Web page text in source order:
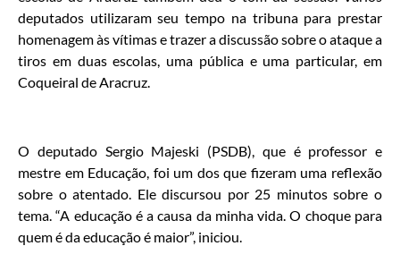
deputados utilizaram seu tempo na tribuna para prestar
homenagem às vítimas e trazer a discussão sobre o ataque a
tiros em duas escolas, uma pública e uma particular, em
Coqueiral de Aracruz.
O deputado Sergio Majeski (PSDB), que é professor e
mestre em Educação, foi um dos que fizeram uma reflexão
sobre o atentado. Ele discursou por 25 minutos sobre o
tema. “A educação é a causa da minha vida. O choque para
quem é da educação é maior”, iniciou.